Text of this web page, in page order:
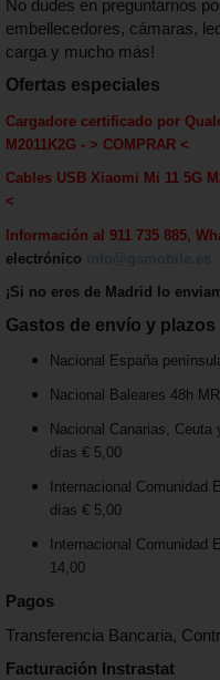
No dudes en preguntarnos
embellecedores, cámaras,
carga y mucho más!
Ofertas especiales
Cargadore certificado por
M2011K2G - > COMPRAR <
Cables USB Xiaomi Mi 11 5G
<
Información al 911 735 885,
electrónico
¡Si no eres de Madrid lo
Gastos de envío y plazos
Nacional España
Nacional Baleares 48h
Nacional Canarias,
días € 5,00
Internacional Comunidad
días € 5,00
Internacional Comunidad
14,00
Pagos
Transferencia Bancaria,
Facturación Instrastat